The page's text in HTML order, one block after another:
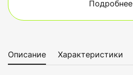
Подробнее
Описание Характеристики